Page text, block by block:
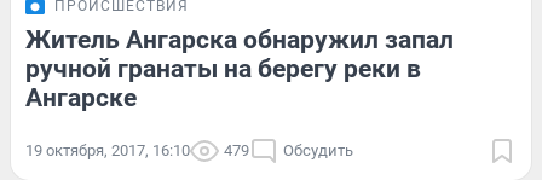
ПРОИСШЕСТВИЯ
Житель Ангарска обнаружил запал
ручной гранаты на берегу реки в
Ангарске
19 октября, 2017, 16:10 479 Обсудить